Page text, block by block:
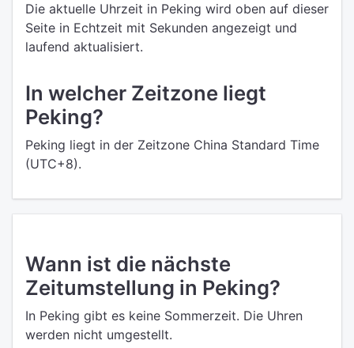
Die aktuelle Uhrzeit in Peking wird oben auf dieser
Seite in Echtzeit mit Sekunden angezeigt und
laufend aktualisiert.
In welcher Zeitzone liegt
Peking?
Peking liegt in der Zeitzone China Standard Time
(UTC+8).
Wann ist die nächste
Zeitumstellung in Peking?
In Peking gibt es keine Sommerzeit. Die Uhren
werden nicht umgestellt.